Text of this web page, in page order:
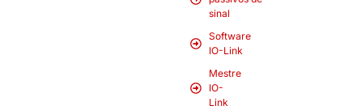
sinal
Software
IO-Link
Mestre
IO-
Link